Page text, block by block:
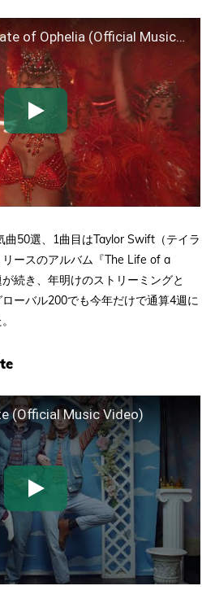
Taylor Swift - The Fate of Ophelia (Official Music Video)
曲50選、1曲目はTaylor Swift（テイラ
ースのアルバム『The Life of a
続き、年明けのストリーミングと
ーバル200でも今年だけで通算4週に
(Official Music Video)